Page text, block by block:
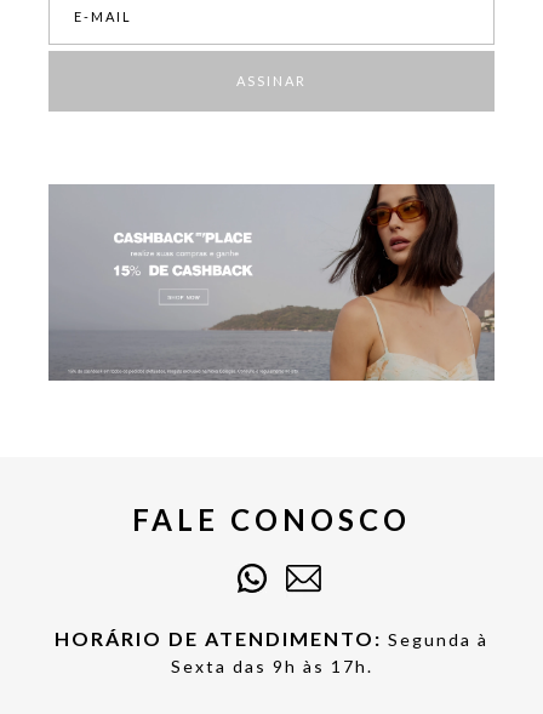
ASSINAR
FALE CONOSCO
HORÁRIO DE ATENDIMENTO: Segunda à
Sexta das 9h às 17h.